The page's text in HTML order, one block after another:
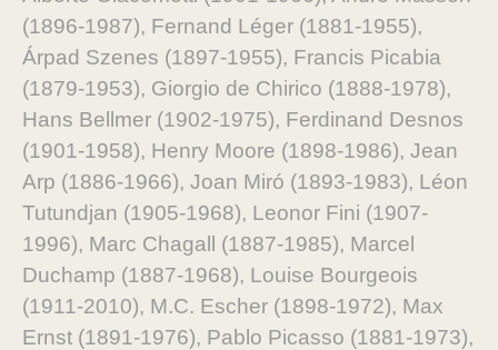
(1896-1987), Fernand Léger (1881-1955),
Árpad Szenes (1897-1955), Francis Picabia
(1879-1953), Giorgio de Chirico (1888-1978),
Hans Bellmer (1902-1975), Ferdinand Desnos
(1901-1958), Henry Moore (1898-1986), Jean
Arp (1886-1966), Joan Miró (1893-1983), Léon
Tutundjan (1905-1968), Leonor Fini (1907-
1996), Marc Chagall (1887-1985), Marcel
Duchamp (1887-1968), Louise Bourgeois
(1911-2010), M.C. Escher (1898-1972), Max
Ernst (1891-1976), Pablo Picasso (1881-1973),